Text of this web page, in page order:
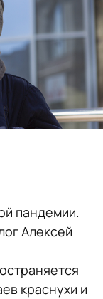
пандемии.
Алексей
краснухи и